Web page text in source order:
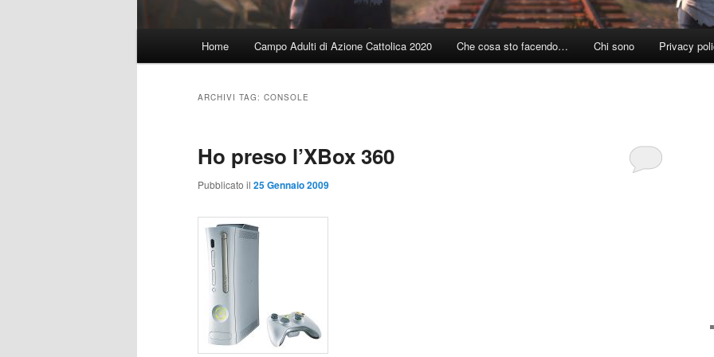
Home Campo Adulti di Azione Cattolica 2020 Che cosa sto facendo… Chi sono Privacy
ARCHIVI TAG: CONSOLE
Ho preso l’XBox 360
Pubblicato il 25 Gennaio 2009